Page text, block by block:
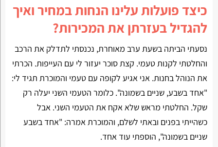
כיצד פועלות עלינו הנחות במחיר ואיך
להגדיל בעזרתן את המכירות?
נסעתי הביתה בשעת ערב מאוחרת, נכנסתי לתדלק את הרכב
והחלטתי לקנות טעמי. קצת סוכר יעזור לי עם העייפות. הכרתי
את הנוהל בחנות. אני אגיע לקופה עם טעמי והמוכרת תגיד לי:
"אחד בשבע, שניים בשמונה". כלומר הטעמי השני יעלה רק
שקל. החלטתי מראש שלא אקח את הטעמי השני. אבל
כשהייתי בפנים ובאתי לשלם, והמוכרת אמרה: "אחד בשבע
שניים בשמונה", הוספתי עוד אחד.